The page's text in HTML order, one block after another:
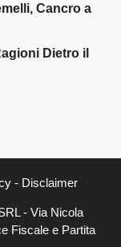
Cancro a
Dietro il
- Disclaimer
- Via Nicola
Fiscale e Partita